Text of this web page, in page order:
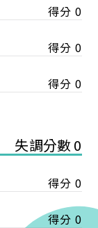
得分 0
得分 0
得分 0
失調分數 0
得分 0
得分 0
納；常年會
納；常年會
發展協會